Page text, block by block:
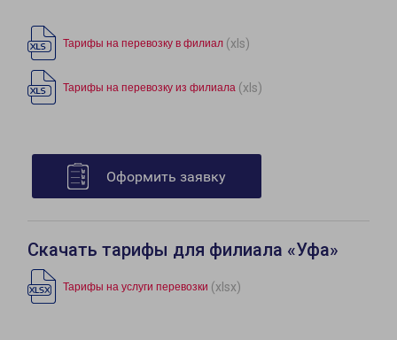
Тарифы на перевозку в филиал (xls)
Тарифы на перевозку из филиала (xls)
Оформить заявку
Скачать тарифы для филиала «Уфа»
Тарифы на услуги перевозки (xlsx)